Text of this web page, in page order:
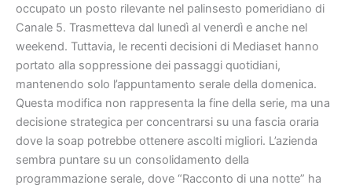
occupato un posto rilevante nel palinsesto pomeridiano di
Canale 5. Trasmetteva dal lunedì al venerdì e anche nel
weekend. Tuttavia, le recenti decisioni di Mediaset hanno
portato alla soppressione dei passaggi quotidiani,
mantenendo solo l’appuntamento serale della domenica.
Questa modifica non rappresenta la fine della serie, ma una
decisione strategica per concentrarsi su una fascia oraria
dove la soap potrebbe ottenere ascolti migliori. L’azienda
sembra puntare su un consolidamento della
programmazione serale, dove “Racconto di una notte” ha